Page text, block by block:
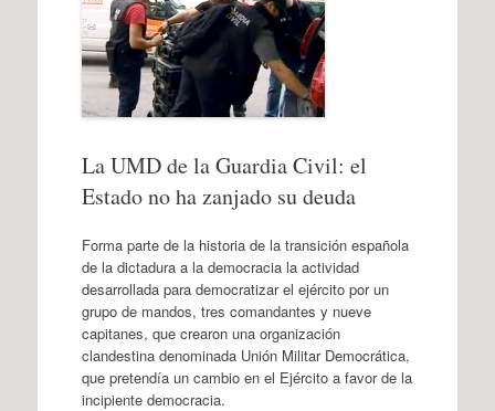
La UMD de la Guardia Civil: el
Estado no ha zanjado su deuda
Forma parte de la historia de la transición española
de la dictadura a la democracia la actividad
desarrollada para democratizar el ejército por un
grupo de mandos, tres comandantes y nueve
capitanes, que crearon una organización
clandestina denominada Unión Militar Democrática,
que pretendía un cambio en el Ejército a favor de la
incipiente democracia.